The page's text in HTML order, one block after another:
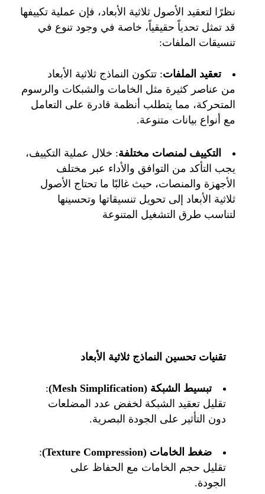
نظرًا لتعقيد الأصول ثلاثية الأبعاد، فإن عملية تكييفها
قد تمثل تحدياً حقيقياً، خاصة في وجود تنوع في
تنسيقات الملفات:
تعقيد الملفات: تتكون النماذج ثلاثية الأبعاد
من عناصر كثيرة مثل الخامات والشبكات والرسوم
المتحركة، مما يتطلب أنظمة قادرة على التعامل
مع أنواع بيانات متنوعة.
التكييف لمنصات مختلفة: خلال عملية التكييف،
يجب التأكد من التوافق والأداء عبر مختلف
الأجهزة والمنصات، حيث غالبًا ما تحتاج الأصول
ثلاثية الأبعاد إلى تحويل تنسيقاتها وتحسينها
لتناسب طرق التشغيل المتنوعة
تقنيات تحسين النماذج ثلاثية الأبعاد
تبسيط الشبكة (Mesh Simplification
)
:
تقليل تعقيد الشبكة لخفض عدد المضلعات
دون التأثير على الجودة البصرية.
ضغط الخامات (Texture Compression
)
:
تقليل حجم الخامات مع الحفاظ على
الجودة.